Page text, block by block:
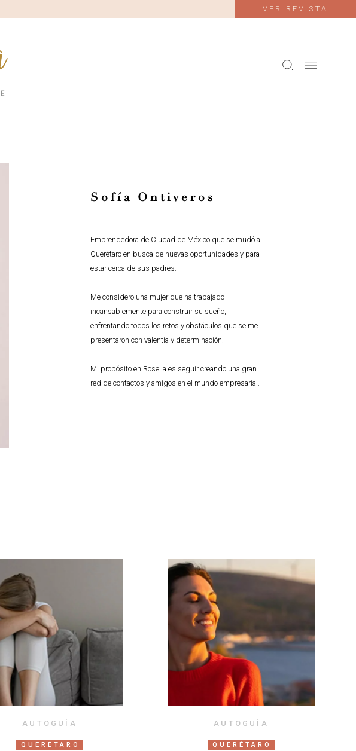
VER REVISTA
Sofía Ontiveros
Emprendedora de Ciudad de México que se mudó a
Querétaro en busca de nuevas oportunidades y para
estar cerca de sus padres.
Me considero una mujer que ha trabajado
incansablemente para construir su sueño,
enfrentando todos los retos y obstáculos que se me
presentaron con valentía y determinación.
Mi propósito en Rosella es seguir creando una gran
red de contactos y amigos en el mundo empresarial.
AUTOGUÍA
QUERÉTARO
AUTOGUÍA
QUERÉTARO